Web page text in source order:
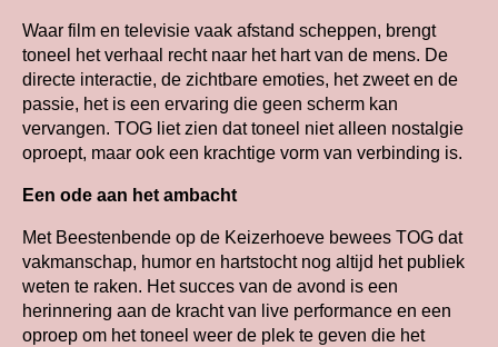
Waar film en televisie vaak afstand scheppen, brengt
toneel het verhaal recht naar het hart van de mens. De
directe interactie, de zichtbare emoties, het zweet en de
passie, het is een ervaring die geen scherm kan
vervangen. TOG liet zien dat toneel niet alleen nostalgie
oproept, maar ook een krachtige vorm van verbinding is.
Een ode aan het ambacht
Met Beestenbende op de Keizerhoeve bewees TOG dat
vakmanschap, humor en hartstocht nog altijd het publiek
weten te raken. Het succes van de avond is een
herinnering aan de kracht van live performance en een
oproep om het toneel weer de plek te geven die het